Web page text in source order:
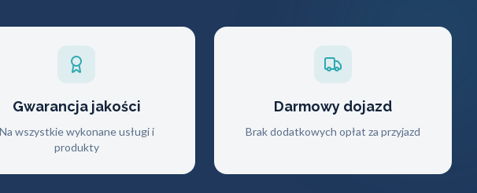
Gwarancja jakości
Na wszystkie wykonane usługi i
produkty
Darmowy dojazd
Brak dodatkowych opłat za przyjazd